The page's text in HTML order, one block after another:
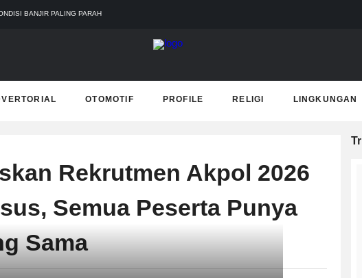
BANJIR PALING PARAH
SEKTOR PERTANIAN BINAAN JEFRY NOER, ADA PISANG CAVENDISH
GUBERNUR TERKAIT DUKUNGAN ADLG AWARDS
OTOMOTIF PROFILE RELIGI LINGKUNGAN
Rekrutmen Akpol 2026
Semua Peserta Punya
Sama